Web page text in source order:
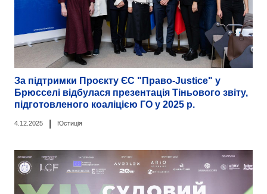
За підтримки Проєкту ЄС "Право-Justice" у
Брюсселі відбулася презентація Тіньового звіту,
підготовленого коаліцією ГО у 2025 р.
4.12.2025 Юстиція